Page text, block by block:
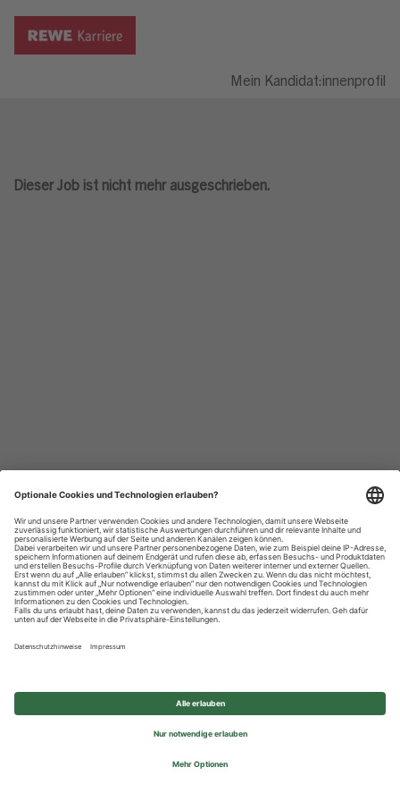
Mein Kandidat:innenprofil
Dieser Job ist nicht mehr ausgeschrieben.
Datenschutzhinweise
Impressum
Privatsphäre-Einstellungen
© 2026 REWE Group - All rights reserved